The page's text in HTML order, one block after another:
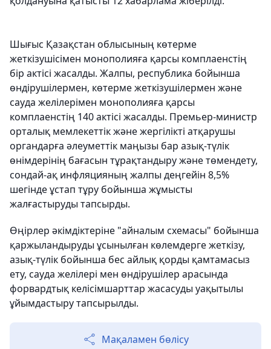
Шығыс Қазақстан облысының көтерме
жеткізушісімен монополияға қарсы комплаенстің
бір актісі жасалды. Жалпы, республика бойынша
өндірушілермен, көтерме жеткізушілермен және
сауда желілерімен монополияға қарсы
комплаенстің 140 актісі жасалды. Премьер-министр
орталық мемлекеттік және жергілікті атқарушы
органдарға әлеуметтік маңызы бар азық-түлік
өнімдерінің бағасын тұрақтандыру және төмендету,
сондай-ақ инфляцияның жалпы деңгейін 8,5%
шегінде ұстап тұру бойынша жұмысты
жалғастыруды тапсырды.
Өңірлер әкімдіктеріне "айналым схемасы" бойынша
қаржыландыруды ұсынылған көлемдерге жеткізу,
азық-түлік бойынша бес айлық қорды қамтамасыз
ету, сауда желілері мен өндірушілер арасында
форвардтық келісімшарттар жасасуды уақытылы
ұйымдастыру тапсырылды.
Мақаламен бөлісу